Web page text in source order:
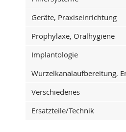
Geräte, Praxiseinrichtung
Prophylaxe, Oralhygiene
Implantologie
Wurzelkanalaufbereitung,
Verschiedenes
Ersatzteile/Technik